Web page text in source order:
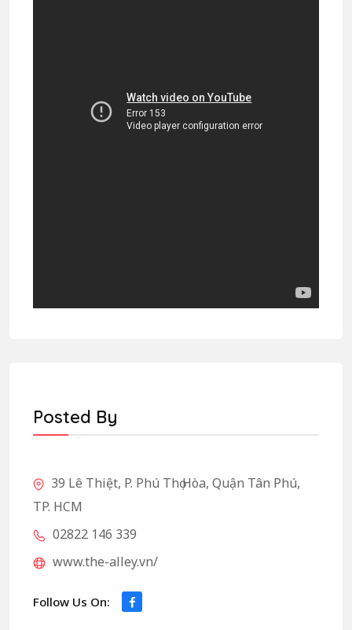
Posted By
39 Lê Thiệt, P. Phú Thọ Hòa, Quận Tân Phú,
TP. HCM
02822 146 339
www.the-alley.vn/
Follow Us On: